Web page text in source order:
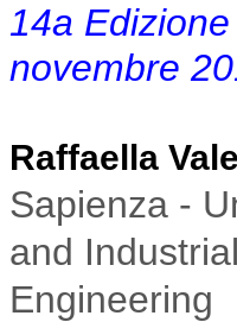
14a
novembre
Raffaella
Sapienza -
and
Engineering